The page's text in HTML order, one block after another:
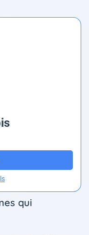
qui